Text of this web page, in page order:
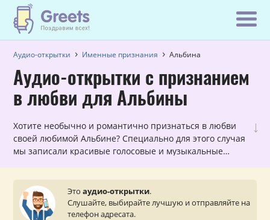
Аудио-открытки Именные признания Альбина
Аудио-открытки с признанием
в любви для Альбины
↓
Хотите необычно и романтично признаться в любви
своей любимой Альбине? Специально для этого случая
мы записали красивые голосовые и музыкальные
телефон.
Этоаудио-открытки.
Слушайте, выбирайте лучшую и отправляйте на
телефон адресата.